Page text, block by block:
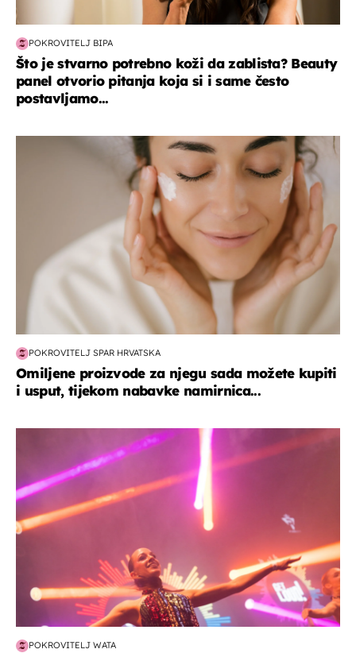
POKROVITELJ BIPA
Što je stvarno potrebno koži da zablista? Beauty
panel otvorio pitanja koja si i same često
postavljamo...
moda & ljepota
POKROVITELJ SPAR HRVATSKA
Omiljene proizvode za njegu sada možete kupiti
i usput, tijekom nabavke namirnica...
POKROVITELJ WATA